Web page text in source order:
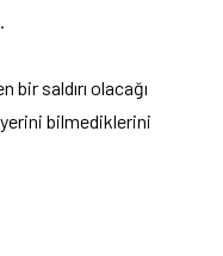
saldırı olacağı
yerini bilmediklerini